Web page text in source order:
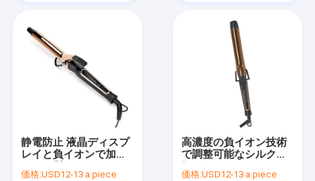
製品
わたしたち に つい て
連絡 ください
静電防止 液晶ディスプ
レイと負イオンで加熱
価格:USD12-13 a piece
高濃度の負イオン技術
で調整可能なシルク電
価格:USD12-13 a piece